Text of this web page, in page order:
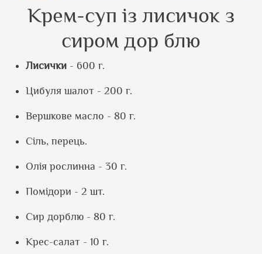
Крем-суп із лисичок з
сиром дор блю
Лисички - 600 г.
Цибуля шалот - 200 г.
Вершкове масло - 80 г.
Сіль, перець.
Олія рослинна - 30 г.
Помідори - 2 шт.
Сир дорблю - 80 г.
Крес-салат - 10 г.